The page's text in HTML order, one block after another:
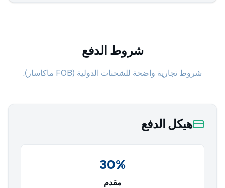
شروط الدفع
شروط تجارية واضحة للشحنات الدولية (FOB ماكاسار).
هيكل الدفع
30%
مقدم